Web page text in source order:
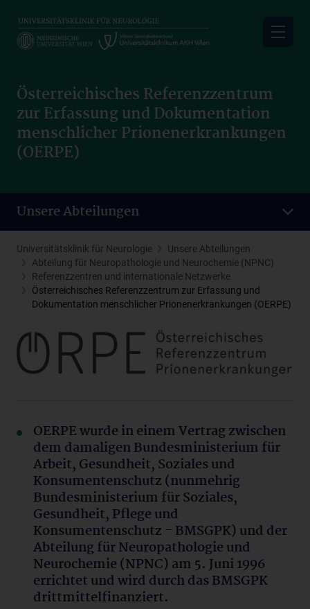
main
Österreichisches Referenzzentrum
zur Erfassung und Dokumentation
menschlicher Prionenerkrankungen
(OERPE)
Unsere Abteilungen
Universitätsklinik für Neurologie
Unsere Abteilungen
Abteilung für Neuropathologie und Neurochemie (NPNC)
Referenzzentren und internationale Netzwerke
Österreichisches Referenzzentrum zur Erfassung und
Dokumentation menschlicher Prionenerkrankungen (OERPE)
OERPEwurde in einem Vertrag zwischen
dem damaligen Bundesministerium für
Arbeit, Gesundheit, Soziales und
Konsumentenschutz (nunmehrig
Bundesministerium für Soziales,
Gesundheit, Pflege und
Konsumentenschutz - BMSGPK) und der
Abteilung für Neuropathologie und
Neurochemie (NPNC) am 5. Juni 1996
errichtet und wird durch das BMSGPK
drittmittelfinanziert.